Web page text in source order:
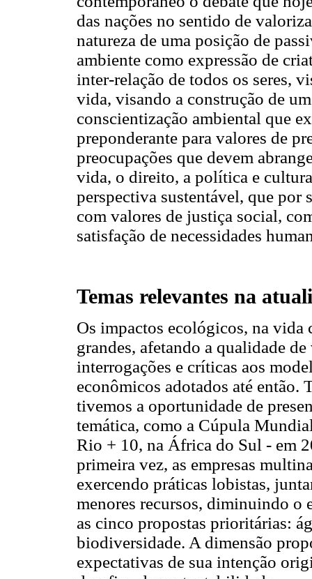
das nações no sentido de
natureza de uma posição de
ambiente como expressão de
inter-relação de todos os seres,
vida, visando a construção de
conscientização ambiental que
preponderante para valores de
preocupações que devem
vida, o direito, a política e
perspectiva sustentável, que por
com valores de justiça social,
satisfação de necessidades
Temas relevantes na
Os impactos ecológicos, na vida
grandes, afetando a qualidade
interrogações e críticas aos
econômicos adotados até então.
tivemos a oportunidade de
temática, como a Cúpula
Rio + 10, na África do Sul - em
primeira vez, as empresas
exercendo práticas lobistas,
menores recursos, diminuindo o
as cinco propostas prioritárias:
biodiversidade. A dimensão
expectativas de sua intenção